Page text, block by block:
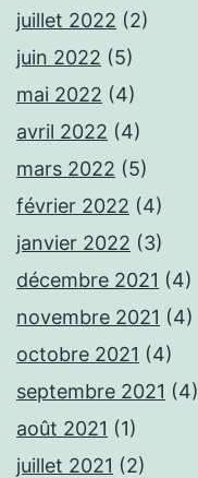
juillet 2022 (2)
juin 2022 (5)
mai 2022 (4)
avril 2022 (4)
mars 2022 (5)
février 2022 (4)
janvier 2022 (3)
décembre 2021 (4)
novembre 2021 (4)
octobre 2021 (4)
septembre 2021 (4)
août 2021 (1)
juillet 2021 (2)